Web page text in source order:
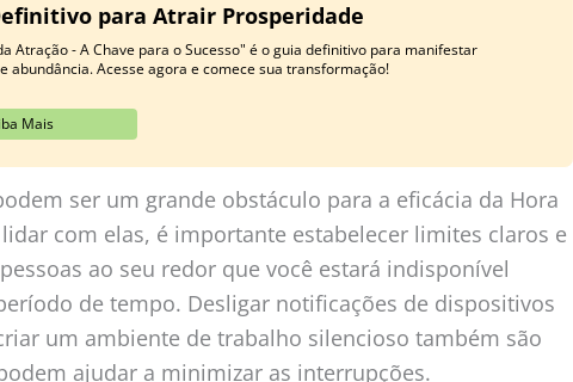
para Atrair Prosperidade
Atração - A Chave para o Sucesso" é o guia definitivo para manifestar
abundância. Acesse agora e comece sua transformação!
Mais
ser um grande obstáculo para a eficácia da Hora
lidar com elas, é importante estabelecer limites claros e
ao seu redor que você estará indisponível
de tempo. Desligar notificações de dispositivos
um ambiente de trabalho silencioso também são
ajudar a minimizar as interrupções.